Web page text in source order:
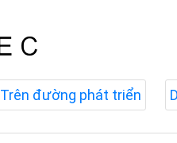
Trên đường phát triển